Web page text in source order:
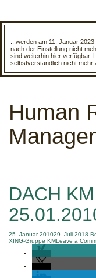
...werden am 11. Januar
nach der Einstellung nicht
sind weiterhin hier verfügbar.
selbstverständlich nicht mehr
Human
DACH
25. Januar 201029. Juli 2018
XING-Gruppe KMLeave a